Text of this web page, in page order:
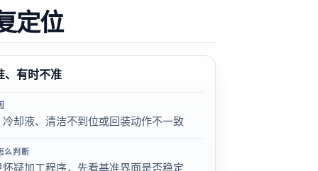
定位
、有时不准
冷却液、清洁不到位或回装动作不一致
么判断
疑加工程序，先看基准界面是否稳定